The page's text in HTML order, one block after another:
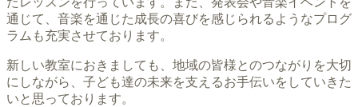
通じて、音楽を通じた成長の喜びを感じられるようなプログ
ラムも充実させております。
新しい教室におきましても、地域の皆様とのつながりを大切
にしながら、子ども達の未来を支えるお手伝いをしていきた
いと思っております。